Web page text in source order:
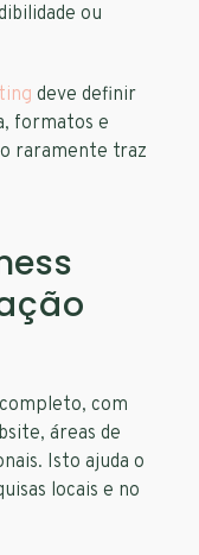
ou
deve definir
formatos e
raramente traz
com
áreas de
Isto ajuda o
locais e no